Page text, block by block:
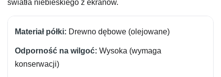
światła niebieskiego z ekranów.
Drewno dębowe (olejowane)
Wysoka (wymaga
konserwacji)